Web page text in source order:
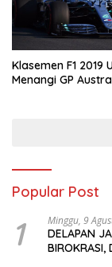
Klasemen F1 2019
Menangi GP
Popular Post
1 Minggu, 9
DELAPAN
BIROKRASI,